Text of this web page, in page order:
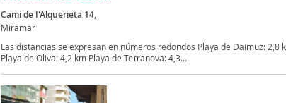
Cami de I'Alquerieta 14,
Miramar
Las distancias se expresan en números redondos Playa de Daimuz: 2,8
Playa de Oliva: 4,2 km Playa de Terranova: 4,3...